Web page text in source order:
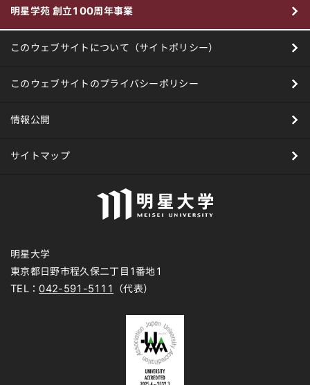
明星学苑 創立100周年事業
このウェブサイトについて（サイトポリシー）
このウェブサイトのプライバシーポリシー
情報公開
サイトマップ
明星大学
東京都日野市程久保二丁目1番地1
TEL： 042-591-5111 （代表）